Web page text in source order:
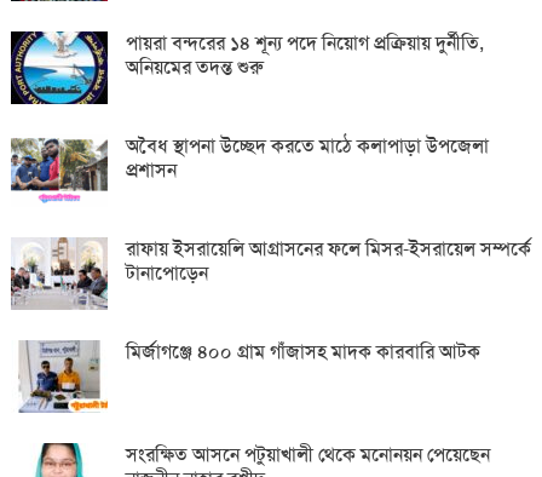
পায়রা বন্দরের ১৪ শূন্য পদে নিয়োগ প্রক্রিয়ায় দুর্নীতি,
অনিয়মের তদন্ত শুরু
অবৈধ স্থাপনা উচ্ছেদ করতে মাঠে কলাপাড়া উপজেলা
প্রশাসন
রাফায় ইসরায়েলি আগ্রাসনের ফলে মিসর-ইসরায়েল সম্পর্কে
টানাপোড়েন
মির্জাগঞ্জে ৪০০ গ্রাম গাঁজাসহ মাদক কারবারি আটক
সংরক্ষিত আসনে পটুয়াখালী থেকে মনোনয়ন পেয়েছেন